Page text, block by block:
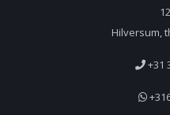
Hilversum,
+31